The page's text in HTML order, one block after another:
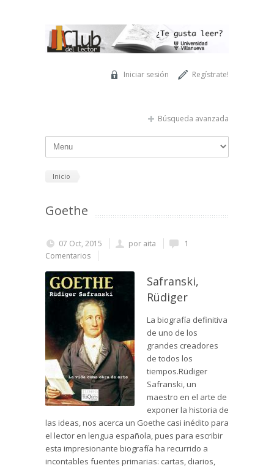
Regístrate!
Iniciar sesión
Búsqueda avanzada
Inicio
Goethe
07 Oct, 2015 por aita
1
Comentarios
Safranski,
Rüdiger
La biografía definitiva
de uno de los
grandes creadores
de todos los
tiempos.Rüdiger
Safranski, un
maestro en el arte de
exponer la historia de
las ideas, nos acerca un Goethe casi inédito para
el lector en lengua española, pues para escribir
esta impresionante biografía ha recurrido a
incontables fuentes primarias: cartas, diarios,